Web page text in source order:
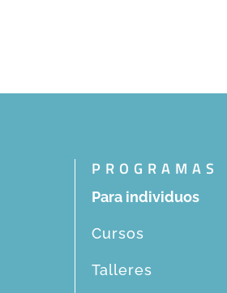
PROGRAMAS
Para individuos
Cursos
Talleres